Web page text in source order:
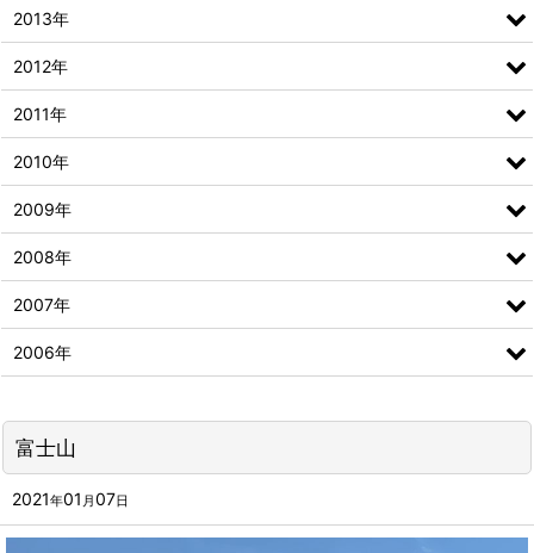
富士山
2021年01 月 07日
2013年
2012年
2011年
2010年
2009年
2008年
2007年
2006年